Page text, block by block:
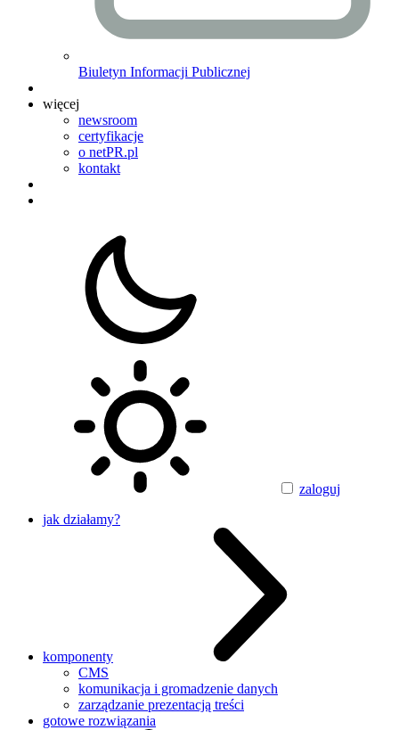
Biuletyn Informacji Publicznej
więcej
newsroom
certyfikacje
o netPR.pl
kontakt
zaloguj
jak działamy?
komponenty
CMS
komunikacja i gromadzenie danych
zarządzanie prezentacją treści
gotowe rozwiązania